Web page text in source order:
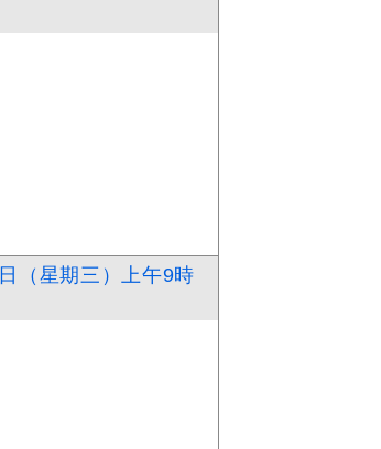
（星期三）上午9時